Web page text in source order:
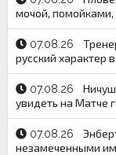
мочой,
07.08.26
русский характер
07.08.26
увидеть на Матче
07.08.26
незамеченными